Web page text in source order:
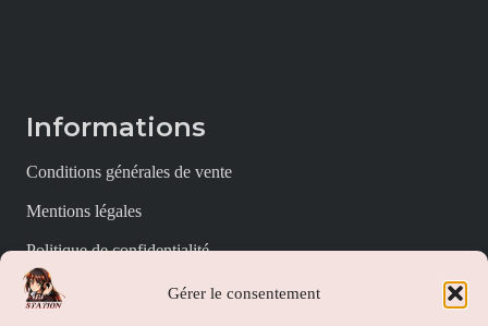
Gérer le consentement
Informations
Conditions générales de vente
Mentions légales
Politique de confidentialité
Politique de cookies (UE)